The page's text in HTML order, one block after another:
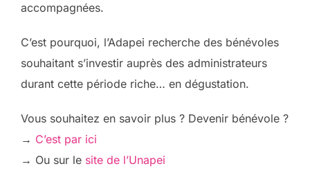
accompagnées.
C’est pourquoi, l’Adapei recherche des bénévoles
souhaitant s’investir auprès des administrateurs
durant cette période riche… en dégustation.
Vous souhaitez en savoir plus ? Devenir bénévole ?
→ C’est par ici
→ Ou sur le site de l’Unapei